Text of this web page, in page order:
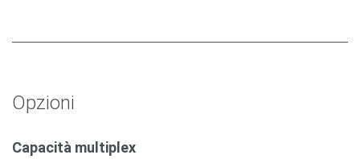
Opzioni
Capacità multiplex